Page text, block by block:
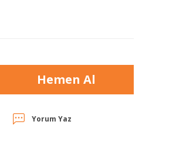
Hemen Al
Yorum Yaz